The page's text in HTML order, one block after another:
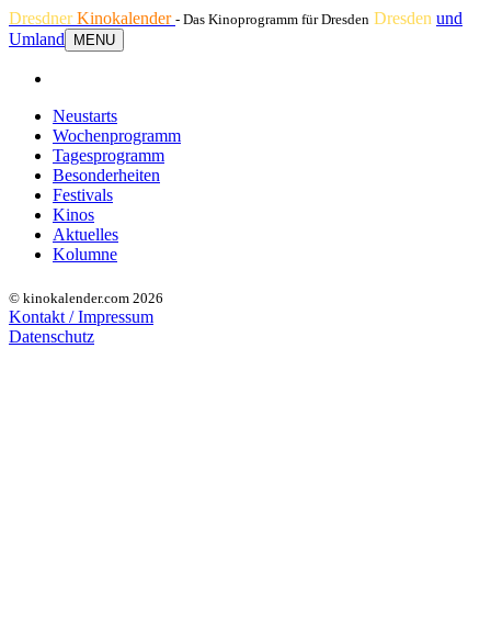
DresdnerKinokalender - Das Kinoprogramm für Dresden Dresden und
Umland
MENU
Neustarts
Wochenprogramm
Tagesprogramm
Besonderheiten
Festivals
Kinos
Aktuelles
Kolumne
© kinokalender.com 2026
Kontakt / Impressum
Datenschutz